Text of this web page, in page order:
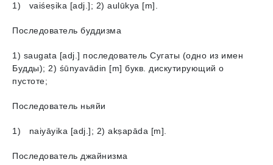
1) vaiśeṣikа [adj.]; 2) aulūkya [m].
Последователь буддизма
1) saugata [adj.] последователь Сугаты (одно из имен
Будды); 2) śūnyavādin [m] букв. дискутирующий о
пустоте;
Последователь ньяйи
1) naiyāyika [adj.]; 2) akṣapāda [m].
Последователь джайнизма